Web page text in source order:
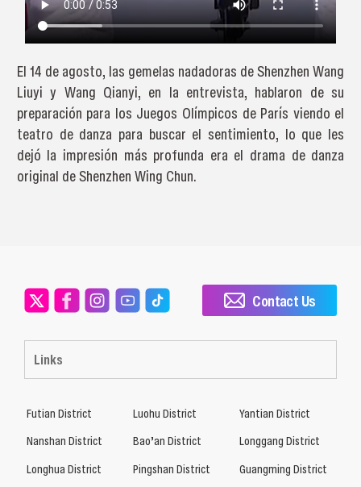
El 14 de agosto, las gemelas nadadoras de Shenzhen Wang
Liuyi y Wang Qianyi, en la entrevista, hablaron de su
preparación para los Juegos Olímpicos de París viendo el
teatro de danza para buscar el sentimiento, lo que les
dejó la impresión más profunda era el drama de danza
original de Shenzhen Wing Chun.
Links
Contact Us
Futian District Luohu District
Yantian District
Nanshan District
Bao’an District
Longgang District
Longhua District
Pingshan District Guangming District